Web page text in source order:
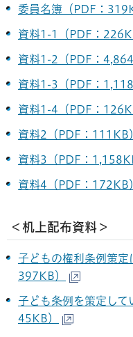
委員名簿（PDF：
資料1-1（PDF：
資料1-2（PDF：
資料1-3（PDF：
資料1-4（PDF：
資料2（PDF：111KB
資料3（PDF：
資料4（PDF：172KB
＜机上配布資料＞
子どもの権利条例策定
397KB）
子ども条例を策定して
45KB）